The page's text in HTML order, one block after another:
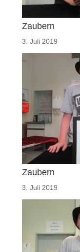
Zaubern
3. Juli 2019
Zaubern
3. Juli 2019